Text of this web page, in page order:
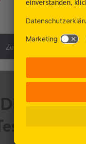
mg/L oder 7,0
mmol/L) spricht man
Vorstufe des
bereits zu diesem
Toleranz-Test
Zurück